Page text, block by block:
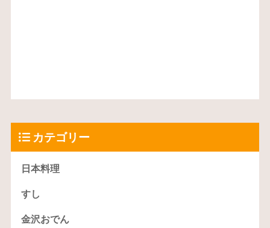
カテゴリー
日本料理
すし
金沢おでん